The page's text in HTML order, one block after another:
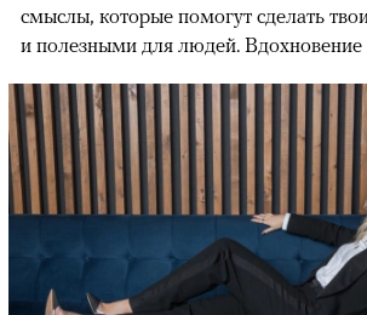
смыслы, которые помогут сделать
и полезными для людей. Вдохновение